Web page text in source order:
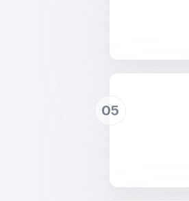
05